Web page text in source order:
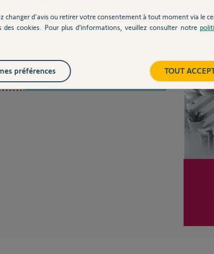
Posez votre question
changer d'avis ou retirer votre consentement à tout moment via le
des cookies. Pour plus d’informations, veuillez consulter notre
TOUT
préférences